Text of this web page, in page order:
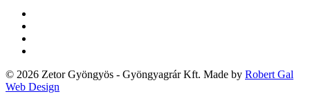
© 2026 Zetor Gyöngyös - Gyöngyagrár Kft. Made by Robert Gal
Web Design